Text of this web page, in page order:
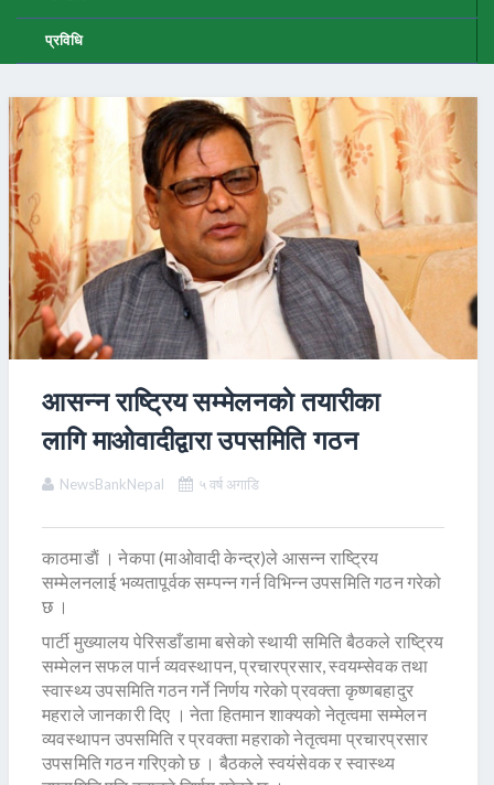
प्रविधि
आसन्न राष्ट्रिय सम्मेलनकाे तयारीका
लागि माओवादीद्वारा उपसमिति गठन
NewsBankNepal ५ वर्ष अगाडि
काठमाडाैं । नेकपा (माओवादी केन्द्र)ले आसन्न राष्ट्रिय
सम्मेलनलाई भव्यतापूर्वक सम्पन्न गर्न विभिन्न उपसमिति गठन गरेको
छ ।
पार्टी मुख्यालय पेरिसडाँडामा बसेको स्थायी समिति बैठकले राष्ट्रिय
सम्मेलन सफल पार्न व्यवस्थापन, प्रचारप्रसार, स्वयम्सेवक तथा
स्वास्थ्य उपसमिति गठन गर्ने निर्णय गरेको प्रवक्ता कृष्णबहादुर
महराले जानकारी दिए । नेता हितमान शाक्यको नेतृत्वमा सम्मेलन
व्यवस्थापन उपसमिति र प्रवक्ता महराको नेतृत्वमा प्रचारप्रसार
उपसमिति गठन गरिएको छ । बैठकले स्वयंसेवक र स्वास्थ्य